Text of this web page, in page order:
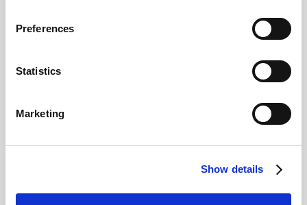
Preferences
Statistics
Marketing
Show details